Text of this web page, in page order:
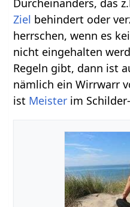
Durcheinanders, das
Ziel behindert oder
herrschen, wenn es
nicht eingehalten
Regeln gibt, dann ist
nämlich ein Wirrwarr
ist Meister im